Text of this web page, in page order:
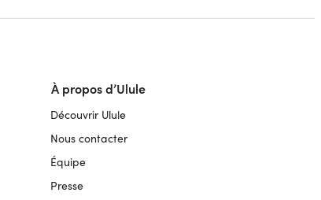
À propos d’Ulule
Découvrir Ulule
Nous contacter
Équipe
Presse